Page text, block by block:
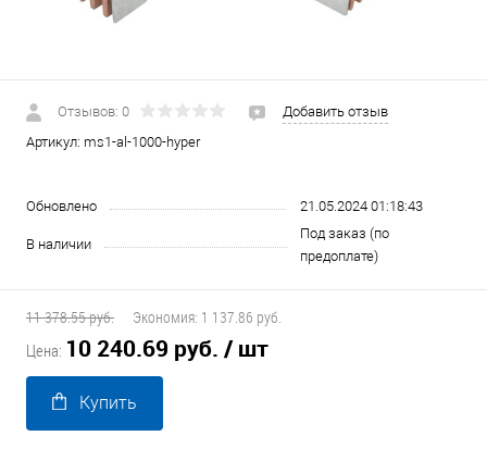
Отзывов: 0
Добавить отзыв
Артикул: ms1-al-1000-hyper
Обновлено 21.05.2024 01:18:43
В наличии
Под заказ (по
предоплате)
11 378.55 руб. Экономия: 1 137.86 руб.
Цена: 10 240.69 руб. / шт
Купить